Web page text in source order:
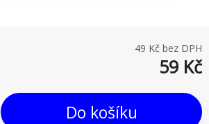
49 Kč bez DPH
59 Kč
Do košíku